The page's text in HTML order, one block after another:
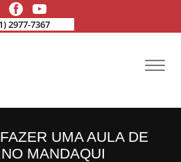
2977-7367
UMA AULA DE
MANDAQUI